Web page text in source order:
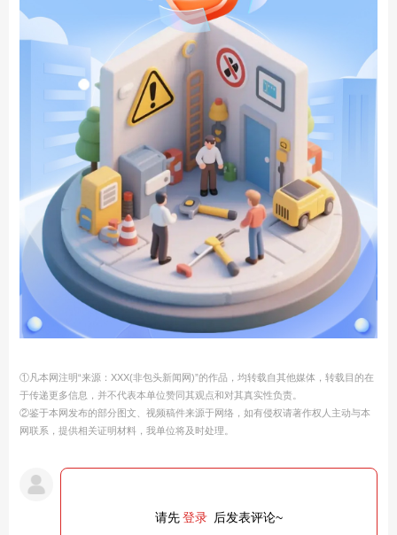
①凡本网注明“来源：XXX(非包头新闻网)”的作品，均转载自其他媒体，转载目的在
于传递更多信息，并不代表本单位赞同其观点和对其真实性负责。
②鉴于本网发布的部分图文、视频稿件来源于网络，如有侵权请著作权人主动与本
网联系，提供相关证明材料，我单位将及时处理。
请先登录 后发表评论~